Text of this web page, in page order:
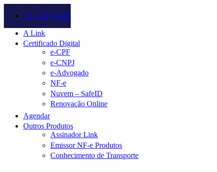
31 - 3327-6670
A Link
Certificado Digital
e-CPF
e-CNPJ
e-Advogado
NF-e
Nuvem – SafeID
Renovação Online
Agendar
Outros Produtos
Assinador Link
Emissor NF-e Produtos
Conhecimento de Transporte